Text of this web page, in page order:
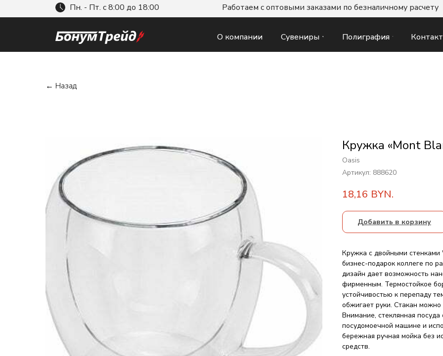
О компании Сувениры Полиграфия
Пн. - Пт. с 8:00 до 18:00 Работаем с оптовыми заказами по безналичному расчету
← Назад
Кружка «Mont
Oasis
Артикул: 888620
18,16 BYN.
Добавить в корзину
Кружка с двойными
бизнес-подарок коллеге по
дизайн дает возможность
фирменным. Термостойкое
устойчивостью к перепаду
обжигает руки. Стакан
Внимание, стеклянная
посудомоечной машине и
бережная ручная мойка без
средств.